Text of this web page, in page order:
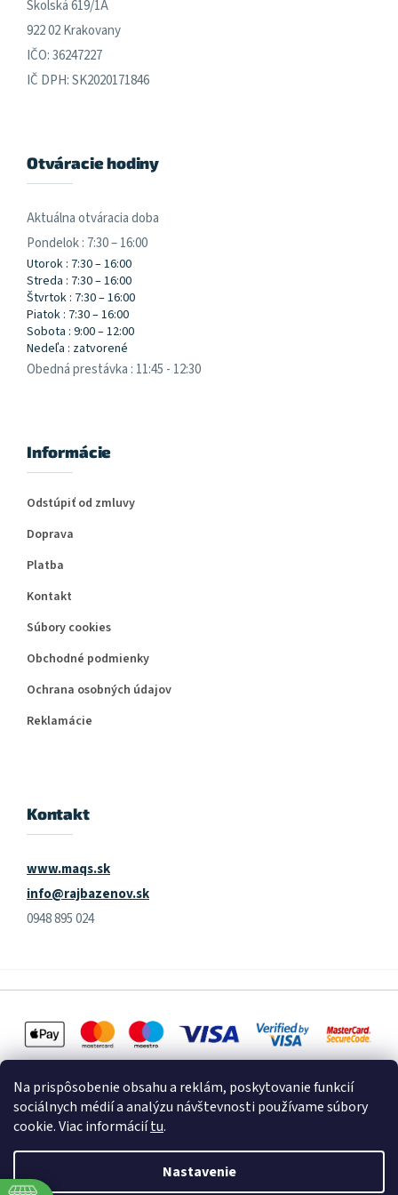
Na prispôsobenie obsahu a reklám, poskytovanie funkcií
sociálnych médií a analýzu návštevnosti používame súbory
cookie. Viac informáciítu.
Nastavenie
Školská 619/1A
922 02 Krakovany
IČO: 36247227
IČ DPH: SK2020171846
Otváracie hodiny
Aktuálna otváracia doba
Pondelok : 7:30 – 16:00
Utorok : 7:30 – 16:00
Streda : 7:30 – 16:00
Štvrtok : 7:30 – 16:00
Piatok : 7:30 – 16:00
Sobota : 9:00 – 12:00
Nedeľa : zatvorené
Obedná prestávka : 11:45 - 12:30
Informácie
Odstúpiť od zmluvy
Doprava
Platba
Kontakt
Súbory cookies
Obchodné podmienky
Ochrana osobných údajov
Reklamácie
Kontakt
www.maqs.sk
info@rajbazenov.sk
0948 895 024